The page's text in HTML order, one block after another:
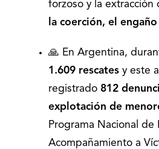
forzoso y la
la coerción, el
🙏 En Argentina,
1.609 rescates y este
registrado 812
explotación de
Programa Nacional de
Acompañamiento a